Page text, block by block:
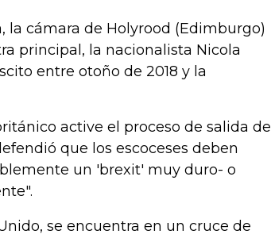
la cámara de Holyrood (Edimburgo)
principal, la nacionalista Nicola
entre otoño de 2018 y la
active el proceso de salida de
que los escoceses deben
un 'brexit' muy duro- o
se encuentra en un cruce de